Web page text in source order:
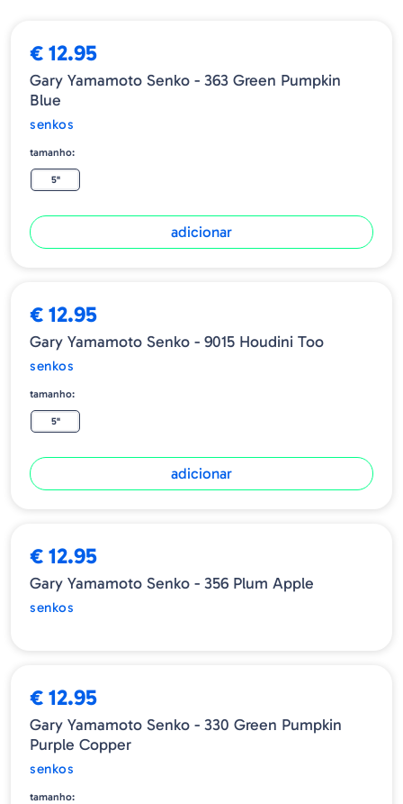
€ 12.95
Gary Yamamoto Senko - 363 Green Pumpkin
Blue
senkos
tamanho:
5"
adicionar
€ 12.95
Gary Yamamoto Senko - 9015 Houdini Too
senkos
tamanho:
5"
adicionar
€ 12.95
Gary Yamamoto Senko - 356 Plum Apple
senkos
€ 12.95
Gary Yamamoto Senko - 330 Green Pumpkin
Purple Copper
senkos
tamanho: